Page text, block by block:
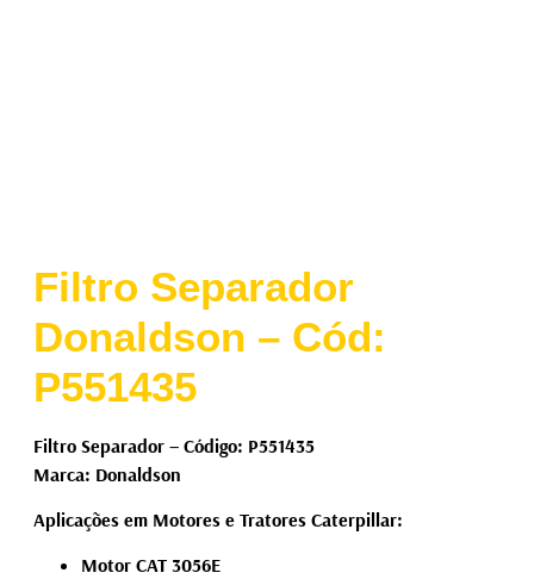
Filtro Separador
Donaldson – Cód:
P551435
Filtro Separador – Código: P551435
Marca: Donaldson
Aplicações em Motores e Tratores Caterpillar:
Motor CAT 3056E